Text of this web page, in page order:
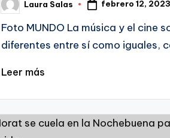
Publicado
por
Laura Salas febrero 12, 2023
Foto MUNDO La música y el cine
diferentes entre sí como iguales,
Leer más